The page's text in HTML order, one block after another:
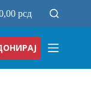
рсд